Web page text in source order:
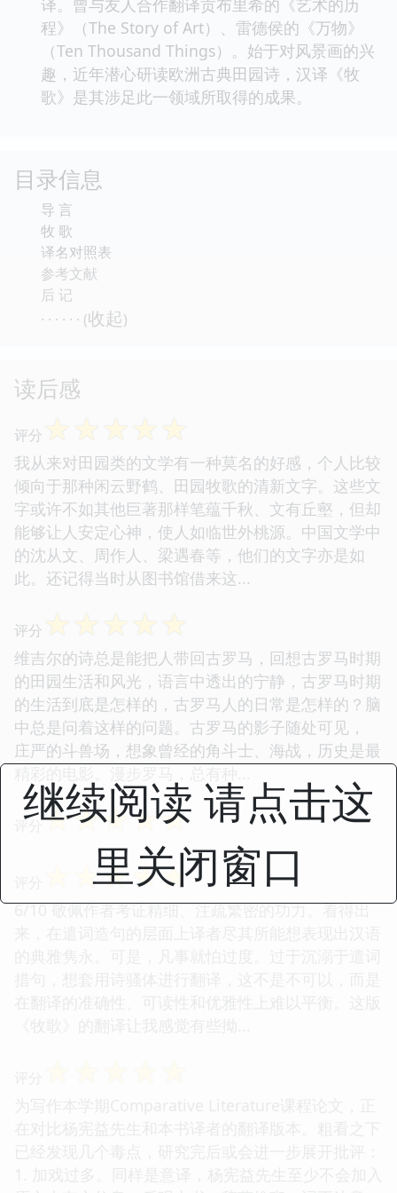
译。曾与友人合作翻译贡布里希的《艺术的历
程》（The Story of Art）、雷德侯的《万物》
（Ten Thousand Things）。始于对风景画的兴
趣，近年潜心研读欧洲古典田园诗，汉译《牧
歌》是其涉足此一领域所取得的成果。
目录信息
导 言
牧 歌
译名对照表
参考文献
后 记
· · · · · · (收起)
读后感
评分 ☆☆☆☆☆
我从来对田园类的文学有一种莫名的好感，个人比较
倾向于那种闲云野鹤、田园牧歌的清新文字。这些文
字或许不如其他巨著那样笔蕴千秋、文有丘壑，但却
能够让人安定心神，使人如临世外桃源。中国文学中
的沈从文、周作人、梁遇春等，他们的文字亦是如
此。还记得当时从图书馆借来这...
评分 ☆☆☆☆☆
维吉尔的诗总是能把人带回古罗马，回想古罗马时期
的田园生活和风光，语言中透出的宁静，古罗马时期
的生活到底是怎样的，古罗马人的日常是怎样的？脑
中总是问着这样的问题。古罗马的影子随处可见，
庄严的斗兽场，想象曾经的角斗士、海战，历史是最
评分☆☆☆☆☆
☆☆☆☆
6/10 敬佩作者考证精细、注疏繁密的功力。看得出
继续阅读 请点击这
里关闭窗口